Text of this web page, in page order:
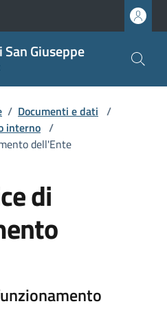
Giuseppe
/ Documenti e dati /
interno /
dell'Ente
di